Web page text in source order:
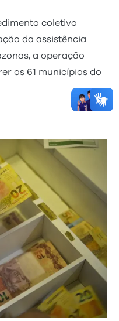
coletivo
da assistência
a operação
os 61 municípios do